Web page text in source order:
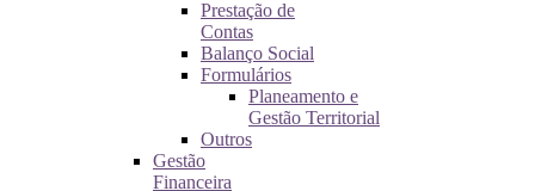
Prestação de
Contas
Balanço Social
Formulários
Planeamento e
Gestão Territorial
Outros
Gestão
Financeira